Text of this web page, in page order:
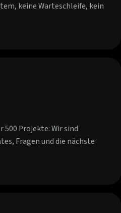
keine Warteschleife, kein
500 Projekte: Wir sind
Fragen und die nächste